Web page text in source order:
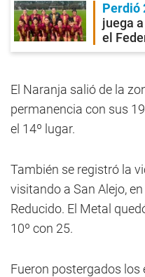
Perdió
juega
el
El Naranja salió de la
permanencia con sus
el 14º lugar.
También se registró la
visitando a San Alejo,
Reducido. El Metal
10º con 25.
Fueron postergados